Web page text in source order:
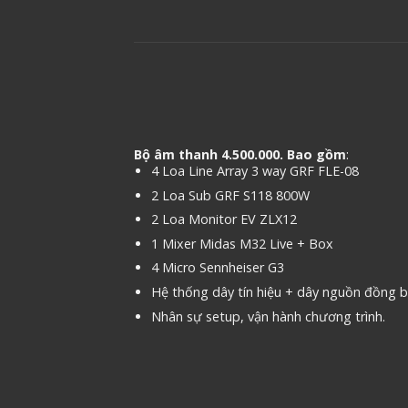
Bộ âm thanh 4.500.000. Bao gồm:
4 Loa Line Array 3 way GRF FLE-08
2 Loa Sub GRF S118 800W
2 Loa Monitor EV ZLX12
1 Mixer Midas M32 Live + Box
4 Micro Sennheiser G3
Hệ thống dây tín hiệu + dây nguồn đồng
Nhân sự setup, vận hành chương trình.